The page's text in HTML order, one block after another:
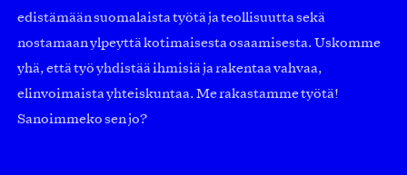
edistämään suomalaista työtä ja teollisuutta sekä
nostamaan ylpeyttä kotimaisesta osaamisesta. Uskomme
yhä, että työ yhdistää ihmisiä ja rakentaa vahvaa,
elinvoimaista yhteiskuntaa. Me rakastamme työtä!
Sanoimmeko sen jo?